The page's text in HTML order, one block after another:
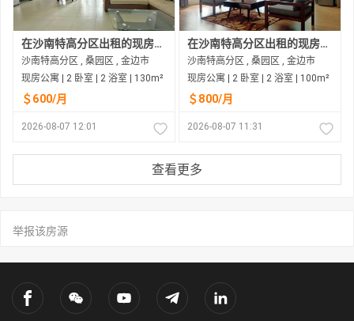
在沙南特高分区出租的现房公寓
沙南特高分区 , 桑园区 , 金边市
现房公寓 | 2 卧室 | 2 浴室 | 130m²
＄600/月
2026-08-07 12:01
在沙南特高分区出租的现房公寓
沙南特高分区 , 桑园区 , 金边市
现房公寓 | 2 卧室 | 2 浴室 | 100m²
＄800/月
2026-08-07 11:31
查看更多
举报该房源